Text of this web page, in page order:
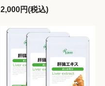
2,000円(税込)